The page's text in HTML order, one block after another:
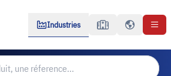
Industries